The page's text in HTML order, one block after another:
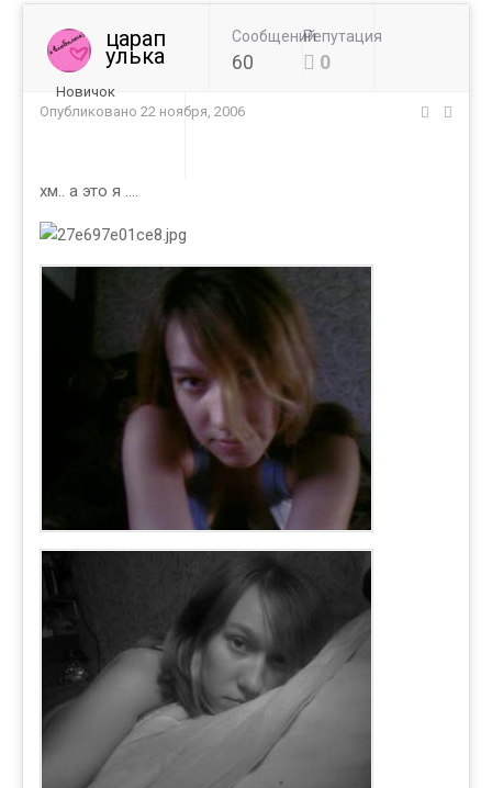
царап
улька
Новичок
Сообщений
60
Репутация
0
Опубликовано 22 ноября, 2006
хм.. а это я ....